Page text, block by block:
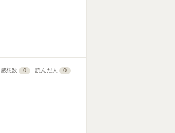
感想数 0 読んだ人 0